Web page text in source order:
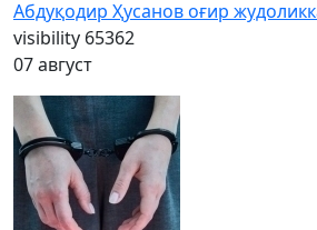
Абдуқодир Ҳусанов оғир
visibility 65362
07 август